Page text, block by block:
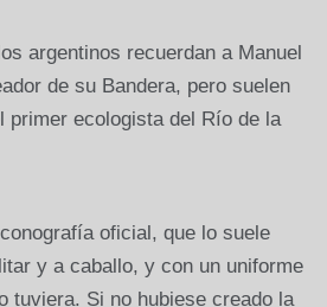
argentinos recuerdan a Manuel
de su Bandera, pero suelen
primer ecologista del Río de la
oficial, que lo suele
y a caballo, y con un uniforme
tuviera. Si no hubiese creado la